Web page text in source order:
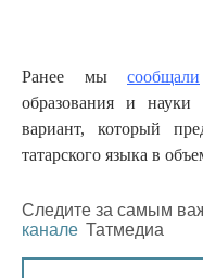
Ранее мы сообщали
образования и
вариант, который
татарского языка в
Следите за самым
канале Татмедиа